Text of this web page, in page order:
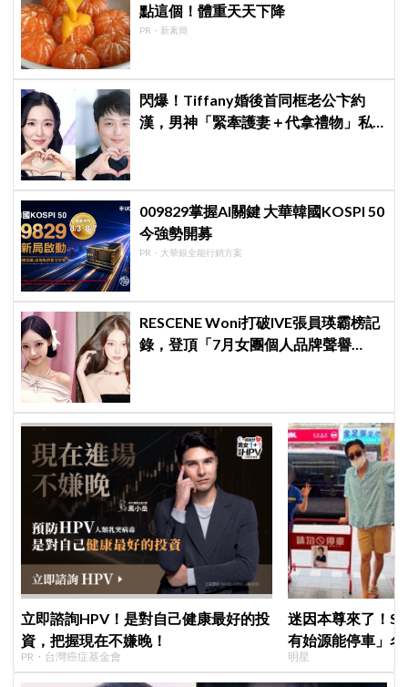
點這個！體重天天下降
PR・新素簡
閃爆！Tiffany婚後首同框老公卞約
漢，男神「緊牽護妻＋代拿禮物」私
009829掌握AI關鍵 大華韓國KOSPI 50
今強勢開募
PR・大華銀全能行銷方案
RESCENE Woni打破IVE張員瑛霸榜記
錄，登頂「7月女團個人品牌聲譽
立即諮詢HPV！是對自己健康最好的投
資，把握現在不嫌晚！
PR・台灣癌症基金會
迷因本尊來了！
有始源能停車」
照片」，店家尖
明星